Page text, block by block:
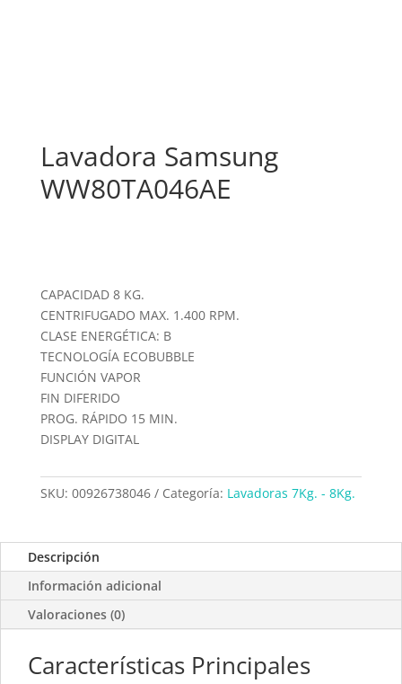
Lavadora Samsung
WW80TA046AE
CAPACIDAD 8 KG.
CENTRIFUGADO MAX. 1.400 RPM.
CLASE ENERGÉTICA: B
TECNOLOGÍA ECOBUBBLE
FUNCIÓN VAPOR
FIN DIFERIDO
PROG. RÁPIDO 15 MIN.
DISPLAY DIGITAL
SKU: 00926738046 Categoría: Lavadoras 7Kg. - 8Kg.
Descripción
Información adicional
Valoraciones (0)
Características Principales